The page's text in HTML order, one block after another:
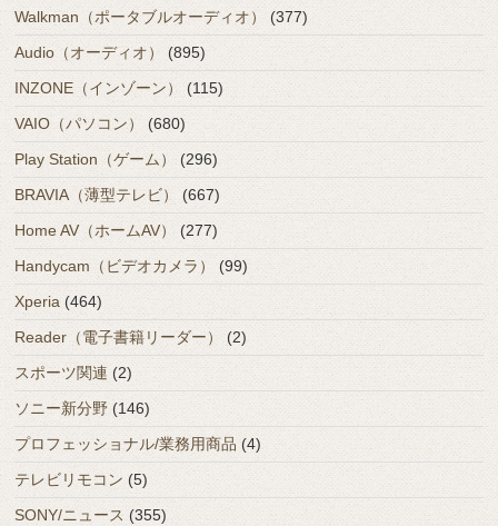
Walkman（ポータブルオーディオ）
(377)
Audio（オーディオ）
(895)
INZONE（インゾーン） (115)
VAIO（パソコン）
(680)
Play Station（ゲーム）
(296)
BRAVIA（薄型テレビ）
(667)
Home AV（ホームAV）
(277)
Handycam（ビデオカメラ）
(99)
Xperia (464)
Reader（電子書籍リーダー）
(2)
スポーツ関連 (2)
ソニー新分野 (146)
プロフェッショナル/業務用商品 (4)
テレビリモコン (5)
SONY/ニュース (355)